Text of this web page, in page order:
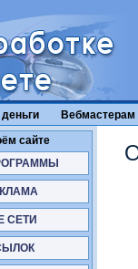
Вебмастерам
сайте
СЕТИ